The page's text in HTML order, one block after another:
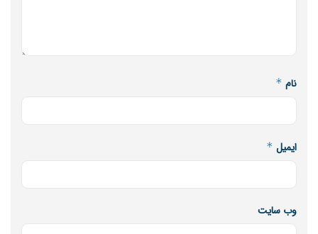
نام *
ایمیل *
وب‌ سایت